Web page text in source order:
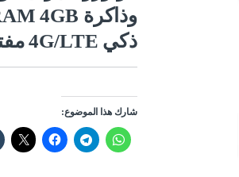
ذكي 4G/LTE مفتوح من المصنع (ابيض لؤلؤي) – اصدار عالمي
شارك هذا الموضوع: